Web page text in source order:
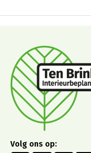
Volg ons op: